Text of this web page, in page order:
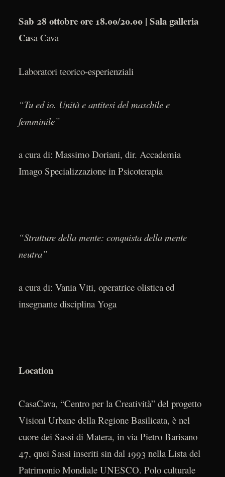
Sab 28 ottobre ore 18.00/20.00 | Sala galleria
Casa Cava
Laboratori teorico-esperienziali
“Tu ed io. Unità e antitesi del maschile e
femminile”
a cura di: Massimo Doriani, dir. Accademia
Imago Specializzazione in Psicoterapia
“Strutture della mente: conquista della mente
neutra”
a cura di: Vania Viti, operatrice olistica ed
insegnante disciplina Yoga
Location
CasaCava, “Centro per la Creatività” del progetto
Visioni Urbane della Regione Basilicata, è nel
cuore dei Sassi di Matera, in via Pietro Barisano
47, quei Sassi inseriti sin dal 1993 nella Lista del
Patrimonio Mondiale UNESCO. Polo culturale